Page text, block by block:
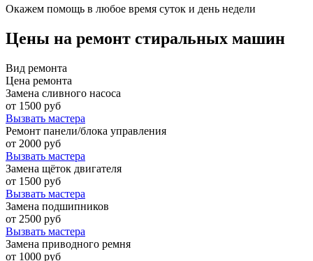
Окажем помощь в любое время суток и день недели
Цены на ремонт стиральных машин
Вид ремонта
Цена ремонта
Замена сливного насоса
от 1500 руб
Вызвать мастера
Ремонт панели/блока управления
от 2000 руб
Вызвать мастера
Замена щёток двигателя
от 1500 руб
Вызвать мастера
Замена подшипников
от 2500 руб
Вызвать мастера
Замена приводного ремня
от 1000 руб